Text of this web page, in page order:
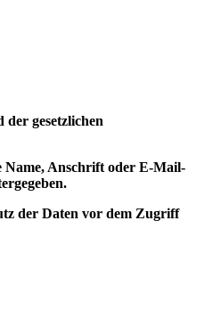
gesetzlichen
Name, Anschrift oder E-Mail-
der Daten vor dem Zugriff